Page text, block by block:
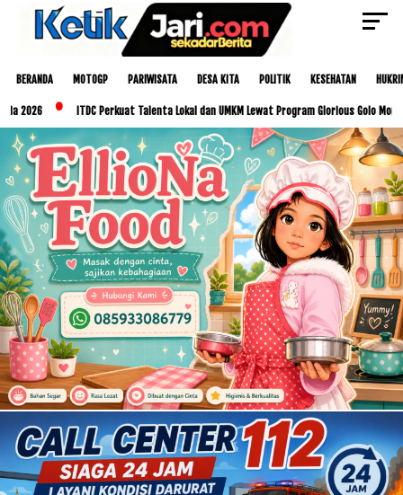
BERANDA MOTOGP PARIWISATA DESA KITA POLITIK KESEHATAN
ITDC Perkuat Talenta Lokal dan UMKM Lewat Program Glorious Golo Mori